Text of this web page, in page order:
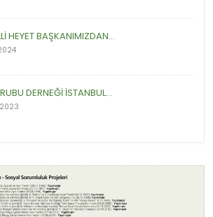
HEYET BAŞKANIMIZDAN...
DERNEĞİ İSTANBUL...